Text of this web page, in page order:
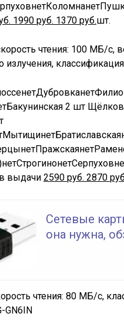
нетКоломнанет
1990 руб. 1370 руб.шт.
чтения: 100 МБ/с,
излучения,
нетДубровканет
Бакунинская 2 шт
МытищинетБратиславская
нетПражскаянет
нетСтрогинонетСерпухов
выдачи 2590 руб. 2870
Сетевые
она нужна,
чтения: 80 МБ/с,
GN6IN